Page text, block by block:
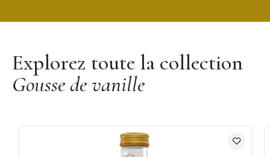
Explorez toute la collection
Gousse de vanille